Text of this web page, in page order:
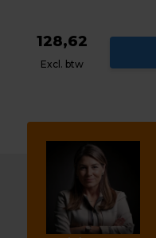
128,62
Excl. btw